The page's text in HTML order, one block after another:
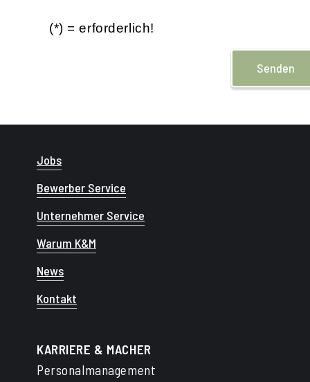
(*) = erforderlich!
Senden
Jobs
Bewerber Service
Unternehmer Service
Warum K&M
News
Kontakt
KARRIERE & MACHER
Personalmanagement